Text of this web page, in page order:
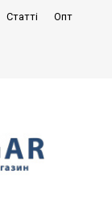
Статті
Опт